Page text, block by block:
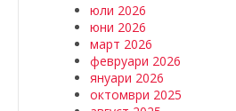
юли 2026
юни 2026
март 2026
февруари 2026
януари 2026
октомври 2025